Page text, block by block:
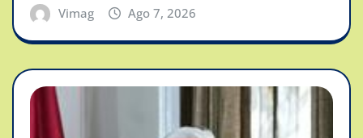
Vimag Ago 7, 2026